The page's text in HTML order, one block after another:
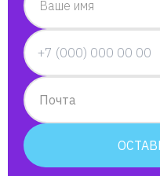
Ваше имя
Почта